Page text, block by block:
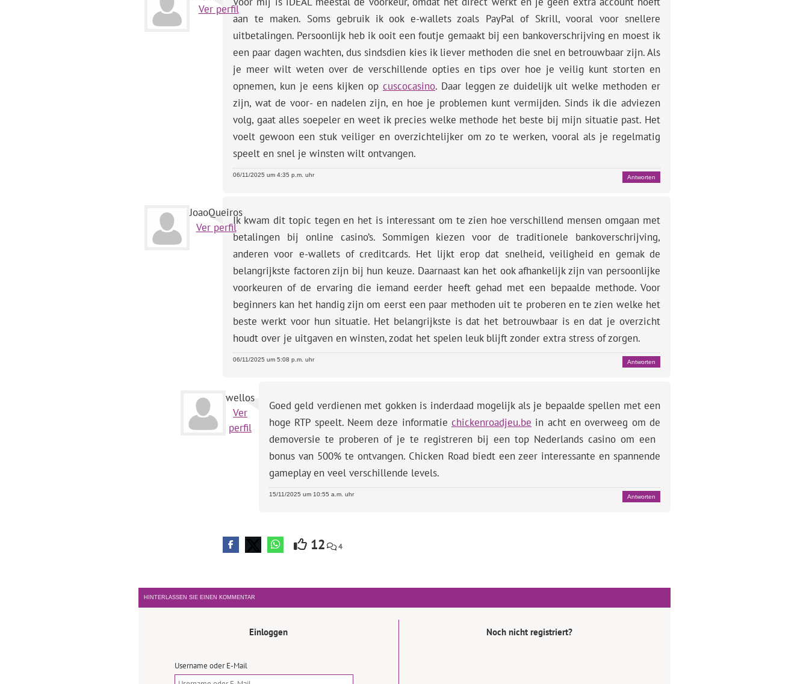
Ver perfil
aan te maken. Soms gebruik ik ook e-wallets zoals PayPal of Skrill, vooral voor snellere
uitbetalingen. Persoonlijk heb ik ooit een foutje gemaakt bij een bankoverschrijving en moest ik
een paar dagen wachten, dus sindsdien kies ik liever methoden die snel en betrouwbaar zijn. Als
je meer wilt weten over de verschillende opties en tips over hoe je veilig kunt storten en
opnemen, kun je eens kijken op cuscocasino. Daar leggen ze duidelijk uit welke methoden er
zijn, wat de voor- en nadelen zijn, en hoe je problemen kunt vermijden. Sinds ik die adviezen
volg, gaat alles soepeler en weet ik precies welke methode het beste bij mijn situatie past. Het
voelt gewoon een stuk veiliger en overzichtelijker om zo te werken, vooral als je regelmatig
speelt en snel je winsten wilt ontvangen.
06/11/2025 um 4:35 p.m. uhr Antworten
JoaoQueiros
Ver perfil
Ik kwam dit topic tegen en het is interessant om te zien hoe verschillend mensen omgaan met
betalingen bij online casino’s. Sommigen kiezen voor de traditionele bankoverschrijving,
anderen voor e-wallets of creditcards. Het lijkt erop dat snelheid, veiligheid en gemak de
belangrijkste factoren zijn bij hun keuze. Daarnaast kan het ook afhankelijk zijn van persoonlijke
voorkeuren of de ervaring die iemand eerder heeft gehad met een bepaalde methode. Voor
beginners kan het handig zijn om eerst een paar methoden uit te proberen en te zien welke het
beste werkt voor hun situatie. Het belangrijkste is dat het betrouwbaar is en dat je overzicht
houdt over je uitgaven en winsten, zodat het spelen leuk blijft zonder extra stress of zorgen.
06/11/2025 um 5:08 p.m. uhr Antworten
wellos
Ver
perfil
Goed geld verdienen met gokken is inderdaad mogelijk als je bepaalde spellen met een
hoge RTP speelt. Neem deze informatie chickenroadjeu.be in acht en overweeg om de
demoversie te proberen of je te registreren bij een top Nederlands casino om een ​​
bonus van 500% te ontvangen. Chicken Road biedt een zeer interessante en spannende
gameplay en veel verschillende levels.
15/11/2025 um 10:55 a.m. uhr Antworten
12 4
HINTERLASSEN SIE EINEN KOMMENTAR
Einloggen
Username oder E-Mail
Noch nicht registriert?